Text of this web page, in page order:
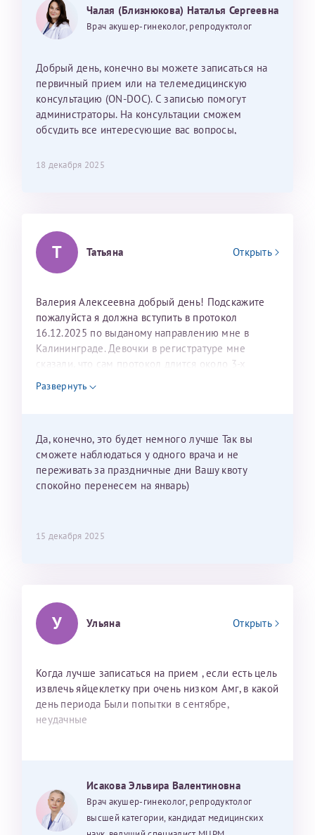
Так же хотелось отметить мед. сестру Сухову
Наталью Викторовну. Тоже очень душевный человек.
С ней общение было, как с давней знакомой, очень
персонал очень вежливый и чуткий, прям приятно
находиться. Мы собираемся туда ещё за вторым
ребёнком, и конечно же только к Ринату
Рафаильевичу, нашему волшебнику, без каких либо
сомнений.
Темирбулатов Ринат Рафаилевич
25 июня 2026
13 июня 2026
Могу ли я записаться к вам и обсудить
дальнейшие действия для программы эко
Чалая (Близнюкова) Наталья Сергеевна
Врач акушер-гинеколог, репродуктолог
Добрый день, конечно вы можете записаться на
первичный прием или на телемедицинскую
консультацию (ON-DOC). С записью помогут
администраторы. На консультации сможем
обсудить все интересующие вас вопросы,
18 декабря 2025
Т Татьяна Открыть
Валерия Алексеевна добрый день! Подскажите
пожалуйста я должна вступить в протокол
16.12.2025 по выданому направлению мне в
Калининграде. Девочки в регистратуре мне
сказали, что сам протокол длится около 3-х
недель и 3 недели я должна находится в Питере.
Можно мне новый год провести в Калининграде и
Развернуть
Да, конечно, это будет немного лучше Так вы
сможете наблюдаться у одного врача и не
переживать за праздничные дни Вашу квоту
спокойно перенесем на январь)
15 декабря 2025
У Ульяна Открыть
Когда лучше записаться на прием , если есть цель
извлечь яйцеклетку при очень низком Амг, в какой
день периода Были попытки в сентябре,
неудачные
Исакова Эльвира Валентиновна
Врач акушер-гинеколог, репродуктолог
высшей категории, кандидат медицинских